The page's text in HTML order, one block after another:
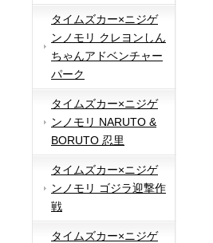
タイムズカー×ニジゲ
ンノモリ クレヨンしん
ちゃんアドベンチャー
パーク
タイムズカー×ニジゲ
ンノモリ NARUTO &
BORUTO 忍里
タイムズカー×ニジゲ
ンノモリ ゴジラ迎撃作
戦
タイムズカー×ニジゲ